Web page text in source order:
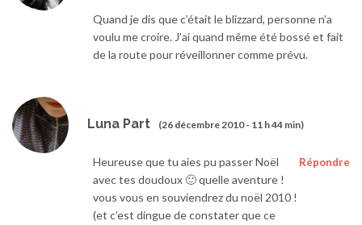
Quand je dis que c’était le blizzard, personne n’a
voulu me croire. J’ai quand même été bossé et fait
de la route pour réveillonner comme prévu.
Luna Part (26 décembre 2010 - 11 h 44 min)
Répondre
Heureuse que tu aies pu passer Noël
avec tes doudoux 🙂 quelle aventure !
vous vous en souviendrez du noël 2010 !
(et c’est dingue de constater que ce